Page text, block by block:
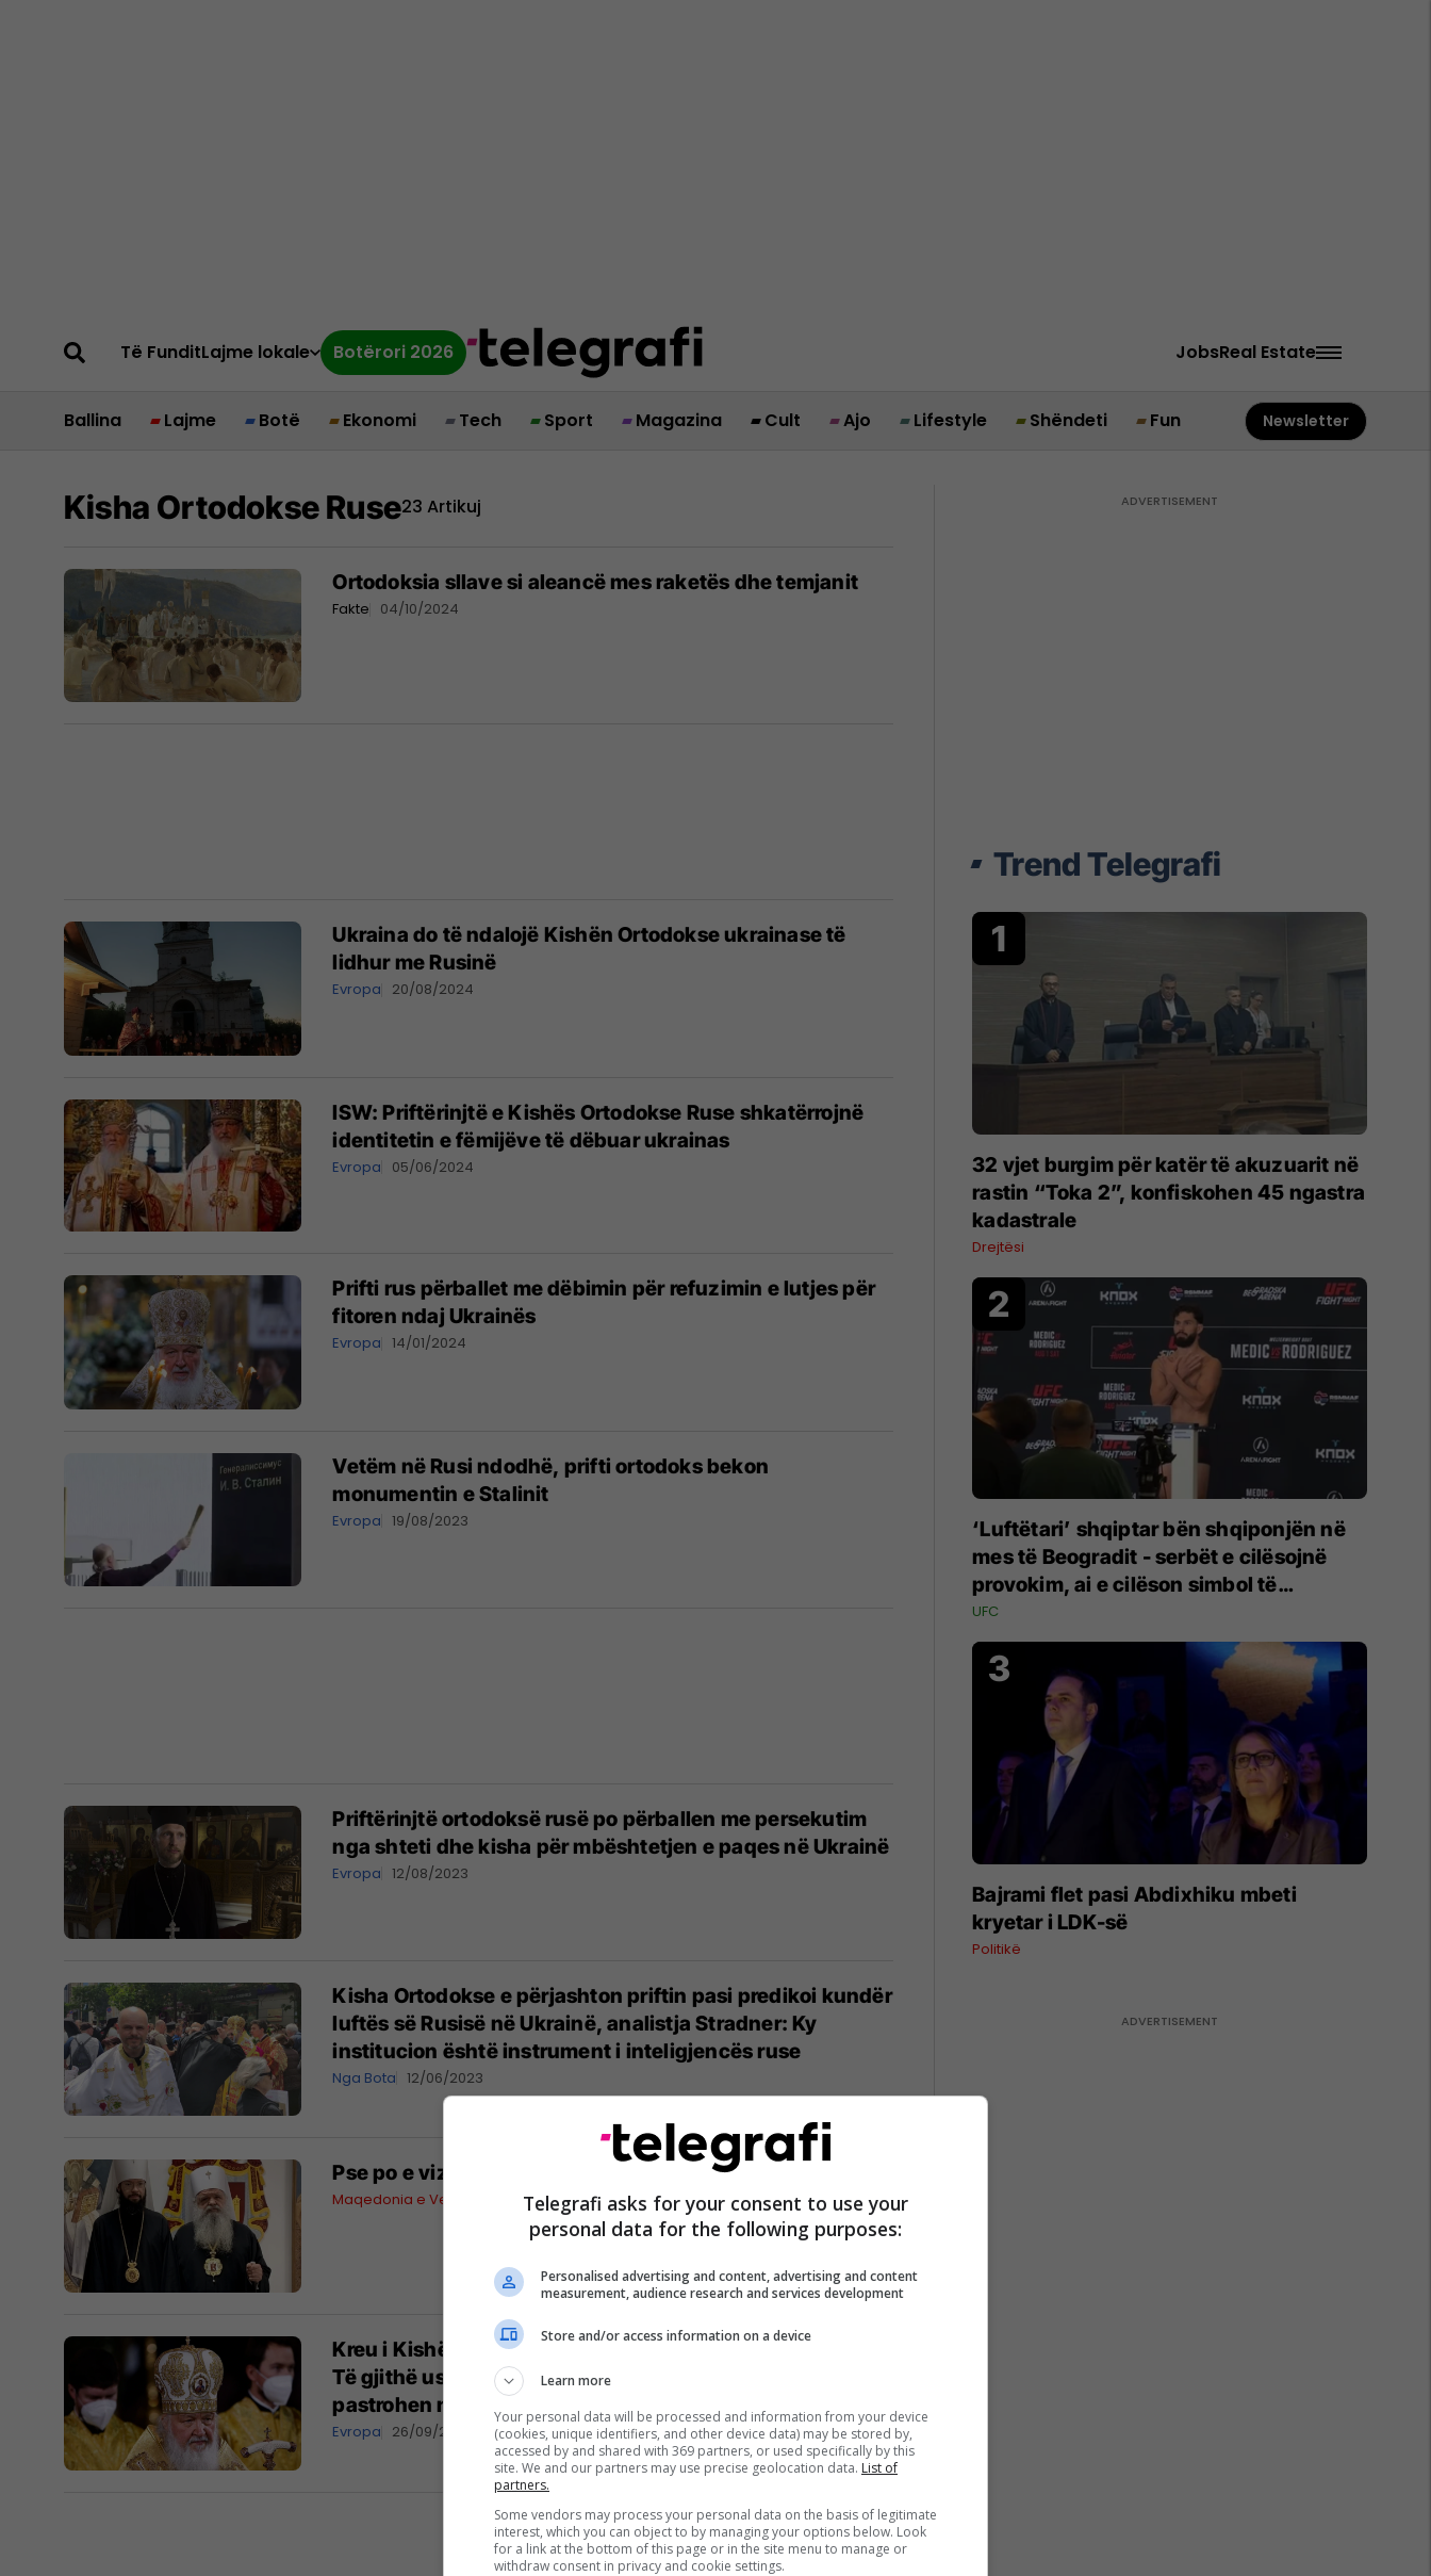
Të FunditLajme lokale Botërori 2026 JobsReal Estate
Ballina Lajme Botë Ekonomi Tech Sport Magazina Cult Ajo Lifestyle Shëndeti Fun Newsletter
Kisha Ortodokse Ruse23 Artikuj
Ortodoksia sllave si aleancë mes raketës dhe temjanit
Fakte 04/10/2024
Ukraina do të ndalojë Kishën Ortodokse ukrainase të
lidhur me Rusinë
Evropa 20/08/2024
ISW: Priftërinjtë e Kishës Ortodokse Ruse shkatërrojnë
identitetin e fëmijëve të dëbuar ukrainas
Evropa 05/06/2024
Prifti rus përballet me dëbimin për refuzimin e lutjes për
fitoren ndaj Ukrainës
Evropa 14/01/2024
Vetëm në Rusi ndodhë, prifti ortodoks bekon
monumentin e Stalinit
Evropa 19/08/2023
Priftërinjtë ortodoksë rusë po përballen me persekutim
nga shteti dhe kisha për mbështetjen e paqes në Ukrainë
Evropa 12/08/2023
Kisha Ortodokse e përjashton priftin pasi predikoi kundër
luftës së Rusisë në Ukrainë, analistja Stradner: Ky
institucion është instrument i inteligjencës ruse
Nga Bota 12/06/2023
Pse po e viziton kleriku rus Shkupin?
Maqedonia e Veriut 12/01/2023
Kreu i Kishës Ortodokse ruse me deklaratë të çuditshme:
Të gjithë ushtarët rusë që vdesin në Ukrainë, do të
pastrohen nga mëkatet
Evropa 26/09/2022
Trend Telegrafi
32 vjet burgim për katër të akuzuarit në
rastin “Toka 2”, konfiskohen 45 ngastra
kadastrale
Drejtësi
‘Luftëtari’ shqiptar bën shqiponjën në
mes të Beogradit - serbët e cilësojnë
provokim, ai e cilëson simbol të
identitetit
UFC
Bajrami flet pasi Abdixhiku mbeti
kryetar i LDK-së
Politikë
Telegrafi asks for your consent to use your
personal data for the following purposes:
Personalised advertising and content, advertising and content
measurement, audience research and services development
Store and/or access information on a device
Learn more
Your personal data will be processed and information from your device
(cookies, unique identifiers, and other device data) may be stored by,
accessed by and shared with 369 partners, or used specifically by this
site. We and our partners may use precise geolocation data. List of
partners.
Some vendors may process your personal data on the basis of legitimate
interest, which you can object to by managing your options below. Look
for a link at the bottom of this page or in the site menu to manage or
withdraw consent in privacy and cookie settings.